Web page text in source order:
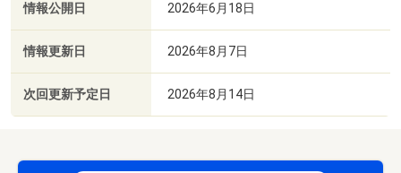
情報公開日 2026年6月18日
情報更新日 2026年8月7日
次回更新予定日 2026年8月14日